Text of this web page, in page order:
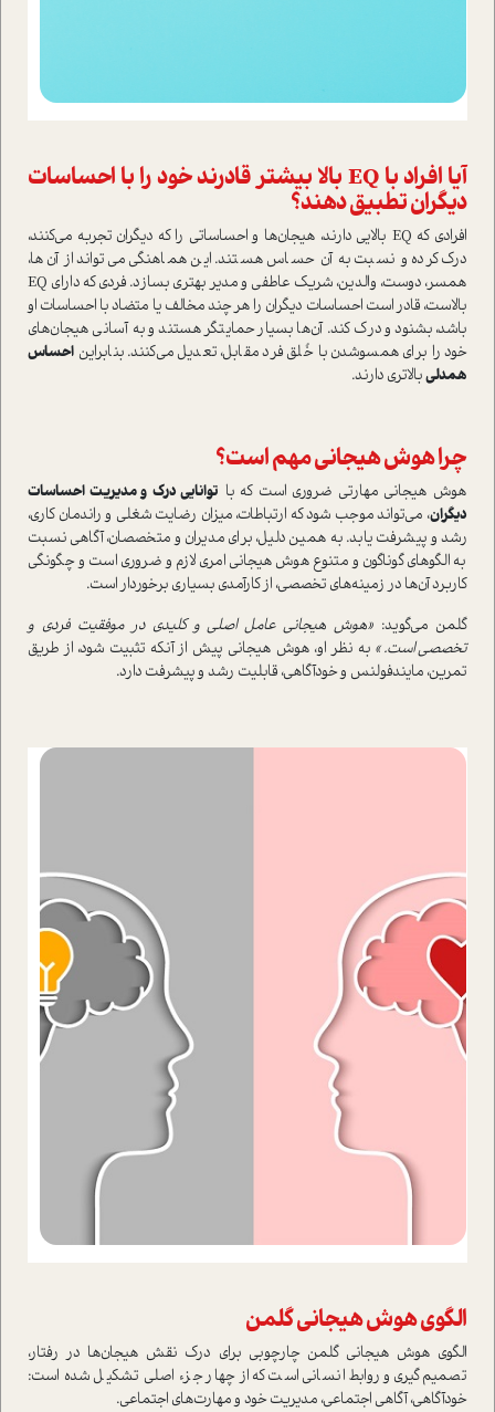
آیا افراد با EQ بالا بیشتر قادرند خود را با احساسات
دیگران تطبیق دهند؟
افرادی که EQ بالایی دارند، هیجان‌ها و احساساتی را که دیگران تجربه می‌کنند،
درک کرده و نسبت به آن حساس هستند. این هماهنگی می‌تواند از آن‌ها،
همسر، دوست، والدین، شریک عاطفی و مدیر بهتری بسازد. فردی که دارای EQ
بالاست، قادر است احساسات دیگران را هر چند مخالف یا متضاد با احساسات او
باشد، بشنود و درک کند. آن‌ها بسیار حمایتگر هستند و به آسانی هیجان‌های
خود را برای همسو‌شدن با خُلق فرد مقابل، تعدیل می‌کنند. بنابراین احساس
همدلیبالاتری دارند.
چرا هوش هیجانی مهم است؟
هوش هیجانی مهارتی ضروری است که با توانایی درک و مدیریت احساسات
دیگران، می‌تواند موجب شود که ارتباطات، میزان رضایت شغلی و راندمان کاری،
رشد و پیشرفت یابد. به همین دلیل، برای مدیران و متخصصان، آگاهی نسبت
به الگوهای گوناگون و متنوع هوش هیجانی امری لازم و ضروری است و چگونگی
کاربرد آن‌ها در زمینه‌های تخصصی، از کارآمدی بسیاری برخوردار است.
گلمن می‌گوید: «هوش هیجانی عامل اصلی و کلیدی در موفقیت فردی و
تخصصی است.» به نظر او، هوش هیجانی پیش از آنکه تثبیت شود، از طریق
تمرین، مایندفولنس و خودآگاهی، قابلیت رشد و پیشرفت دارد.
الگوی هوش هیجانی گلمن
الگوی هوش هیجانی گلمن چارچوبی برای درک نقش هیجان‌ها در رفتار،
تصمیم‌گیری و روابط انسانی است که از چهار جزء اصلی تشکیل شده است:
خودآگاهی، آگاهی اجتماعی، مدیریت خود و مهارت‌های اجتماعی.